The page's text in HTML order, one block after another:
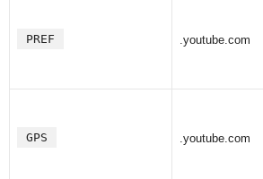
PREF .youtube.com
GPS .youtube.com